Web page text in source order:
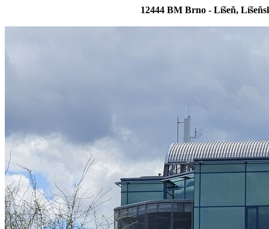
12444 BM Brno - Líšeň,